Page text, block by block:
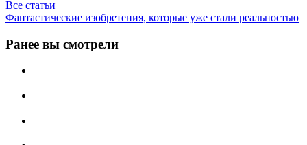
Все статьи
Фантастические изобретения, которые уже стали реальностью
Ранее вы смотрели